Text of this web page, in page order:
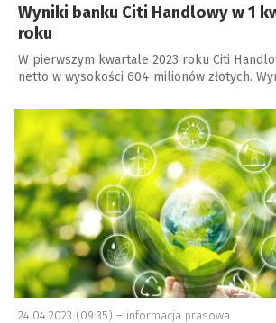
Wyniki banku Citi Handlowy w 1
roku
W pierwszym kwartale 2023 roku Citi
netto w wysokości 604 milionów złotych.
a
24.04.2023 (09:35) – informacja prasowa